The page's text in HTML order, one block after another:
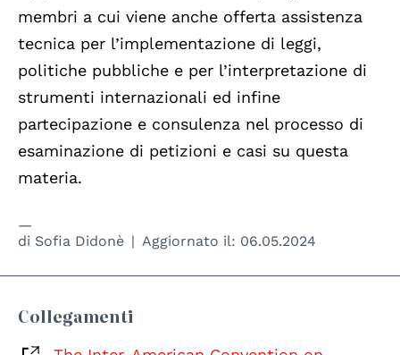
membri a cui viene anche offerta assistenza
tecnica per l’implementazione di leggi,
politiche pubbliche e per l’interpretazione di
strumenti internazionali ed infine
partecipazione e consulenza nel processo di
esaminazione di petizioni e casi su questa
materia.
di Sofia Didonè Aggiornato il: 06.05.2024
Collegamenti